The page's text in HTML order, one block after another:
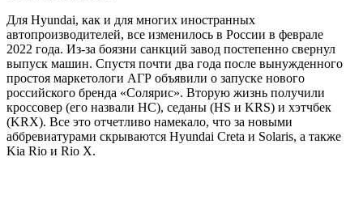
Для Hyundai, как и для многих иностранных
автопроизводителей, все изменилось в России в феврале
2022 года. Из-за боязни санкций завод постепенно свернул
выпуск машин. Спустя почти два года после вынужденного
простоя маркетологи АГР объявили о запуске нового
российского бренда «Солярис». Вторую жизнь получили
кроссовер (его назвали HC), седаны (HS и KRS) и хэтчбек
(KRX). Все это отчетливо намекало, что за новыми
аббревиатурами скрываются Hyundai Creta и Solaris, а также
Kia Rio и Rio X.